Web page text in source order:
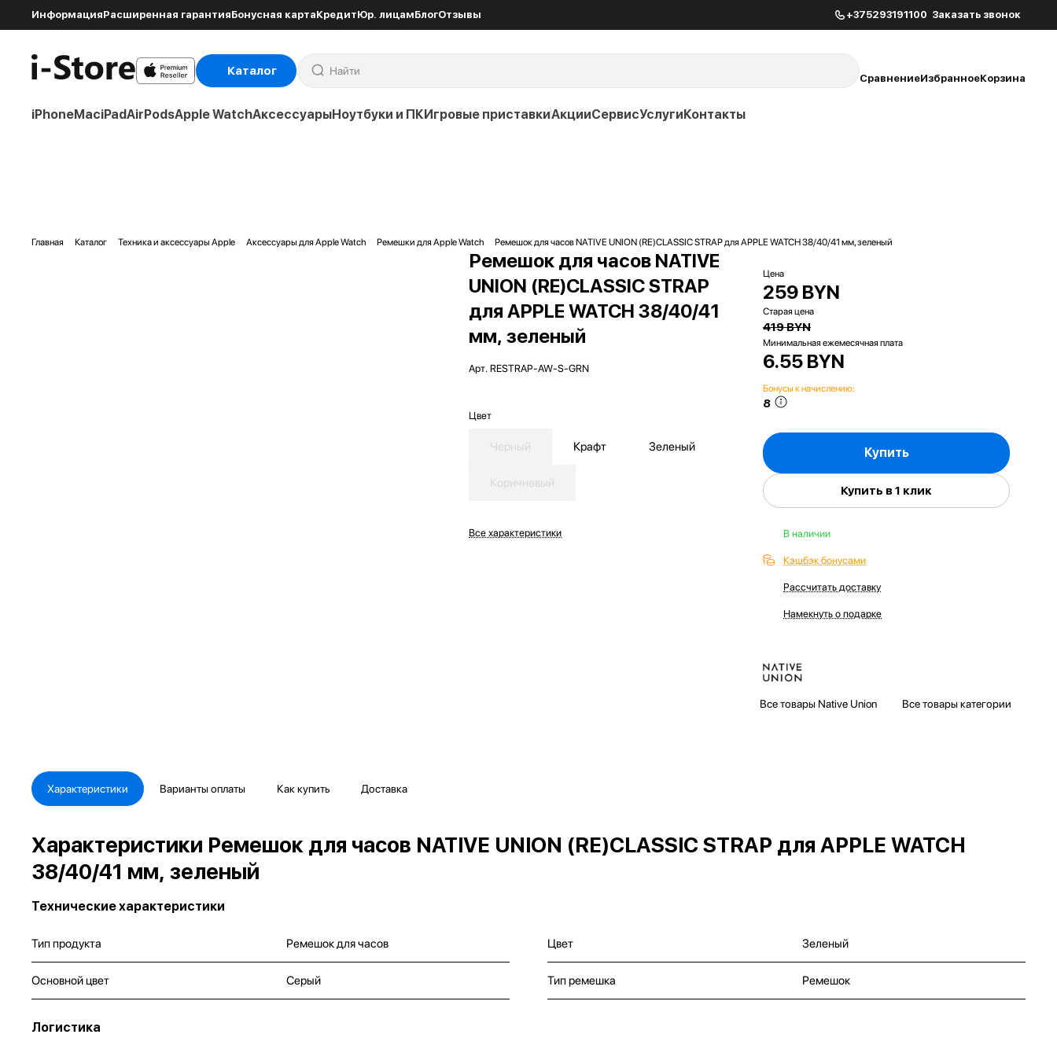
ИнформацияРасширенная гарантияБонусная картаКредитЮр. лицамБлогОтзывы +375293191100 Заказать звонок
Каталог
СравнениеИзбранноеКорзина
iPhoneMaciPadAirPodsApple WatchАксессуарыНоутбуки и ПКИгровые приставкиАкцииСервисУслугиКонтакты
Главная Каталог Техника и аксессуары Apple Аксессуары для Apple Watch Ремешки для Apple Watch Ремешок для часов NATIVE UNION (RE)CLASSIC STRAP для APPLE WATCH 38/40/41 мм, зеленый
Ремешок для часов NATIVE
UNION (RE)CLASSIC STRAP
для APPLE WATCH 38/40/41
мм, зеленый
Арт.RESTRAP-AW-S-GRN
Цвет
Черный Крафт Зеленый
Коричневый
Все характеристики
Цена
259 BYN
Старая цена
419 BYN
Минимальная ежемесячная плата
6.55 BYN
Бонусы к начислению:
8
Купить
Купить в 1 клик
В наличии
Кэшбэк бонусами
Рассчитать доставку
Намекнуть о подарке
Все товары Native Union Все товары категории
Характеристики Варианты оплаты Как купить Доставка
Характеристики Ремешок для часов NATIVE UNION (RE)CLASSIC STRAP для APPLE WATCH
38/40/41 мм, зеленый
Технические характеристики
Тип продукта Ремешок для часов Цвет Зеленый
Основной цвет Серый Тип ремешка Ремешок
Логистика